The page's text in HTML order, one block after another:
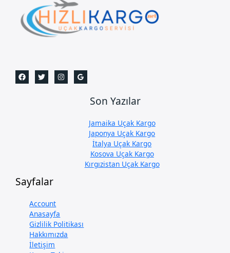
Son Yazılar
Jamaika Uçak Kargo
Japonya Uçak Kargo
İtalya Uçak Kargo
Kosova Uçak Kargo
Kırgızistan Uçak Kargo
Sayfalar
Account
Anasayfa
Gizlilik Politikası
Hakkımızda
İletişim